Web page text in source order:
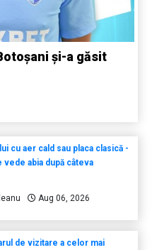
și-a găsit
cu aer cald sau placa clasică -
abia după câteva
Aug 06, 2026
de vizitare a celor mai